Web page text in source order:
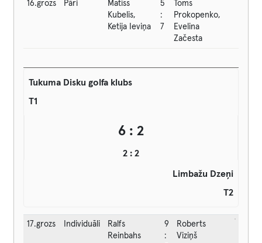
16.grozs Pāri
Matīss
Kubelis,
Ketija Ieviņa
5
:
7
Toms
Prokopenko,
Evelina
Začesta
Tukuma Disku golfa klubs
T1
6 : 2
2 : 2
Limbažu Dzeņi
T2
17.grozs Individuāli
Ralfs
Reinbahs
9
:
Roberts
Viziņš